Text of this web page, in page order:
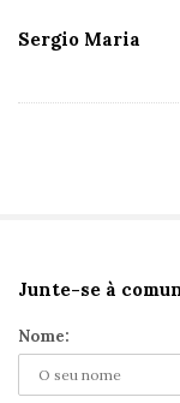
Sergio Maria
S
i
t
e
Junte-se à
Nome: